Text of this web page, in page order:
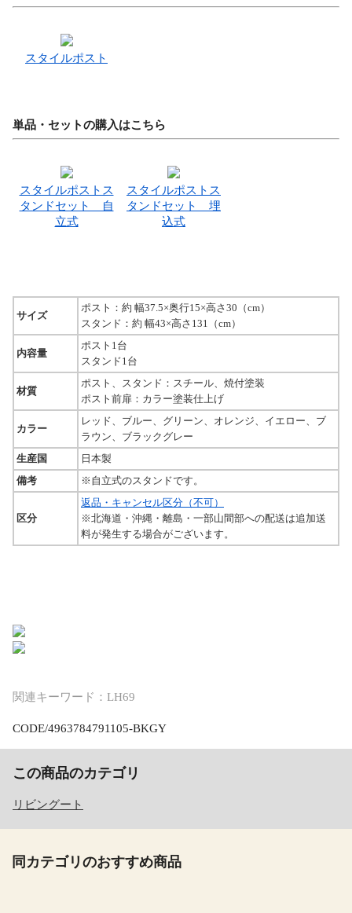
スタイルポスト
単品・セットの購入はこちら
スタイルポストス
タンドセット 自
立式
スタイルポストス
タンドセット 埋
込式
サイズ
ポスト：約 幅37.5×奥行15×高さ30（cm）
スタンド：約 幅43×高さ131（cm）
内容量
ポスト1台
スタンド1台
材質
ポスト、スタンド：スチール、焼付塗装
ポスト前扉：カラー塗装仕上げ
カラー
レッド、ブルー、グリーン、オレンジ、イエロー、ブ
ラウン、ブラックグレー
生産国
日本製
備考
※自立式のスタンドです。
区分
返品・キャンセル区分（不可）
※北海道・沖縄・離島・一部山間部への配送は追加送
料が発生する場合がございます。
関連キーワード：LH69
CODE/4963784791105-BKGY
この商品のカテゴリ
リビングート
同カテゴリのおすすめ商品